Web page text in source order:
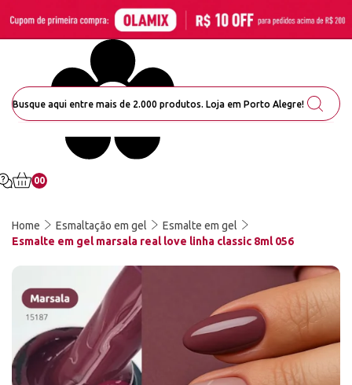
00
Home Esmaltação em gel
Esmalte em gel
Esmalte em gel marsala real love linha classic 8ml 056